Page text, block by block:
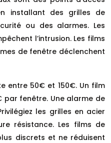
installant des grilles de
ou des alarmes. Les
l’intrusion. Les films
de fenêtre déclenchent
entre 50€ et 150€. Un film
fenêtre. Une alarme de
les grilles en acier
résistance. Les films de
discrets et ne réduisent